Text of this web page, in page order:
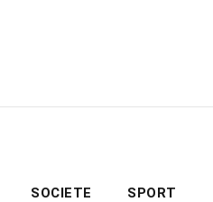
SOCIETE SPORTPUBLICITÉ